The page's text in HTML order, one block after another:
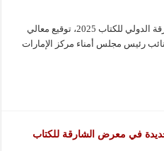
شام تايمز – متابعة شهد معرض الشارقة الدولي للكتاب 2025، توقيع معالي
رئيس مجلس أمناء مركز الإمارات